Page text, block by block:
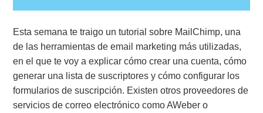
Esta semana te traigo un tutorial sobre MailChimp, una
de las herramientas de email marketing más utilizadas,
en el que te voy a explicar cómo crear una cuenta, cómo
generar una lista de suscriptores y cómo configurar los
formularios de suscripción. Existen otros proveedores de
servicios de correo electrónico como AWeber o